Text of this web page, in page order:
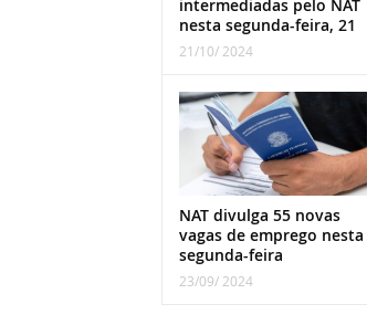
intermediadas pelo NAT
nesta segunda-feira, 21
21/10/ 2024
NAT divulga 55 novas
vagas de emprego nesta
segunda-feira
23/09/ 2024